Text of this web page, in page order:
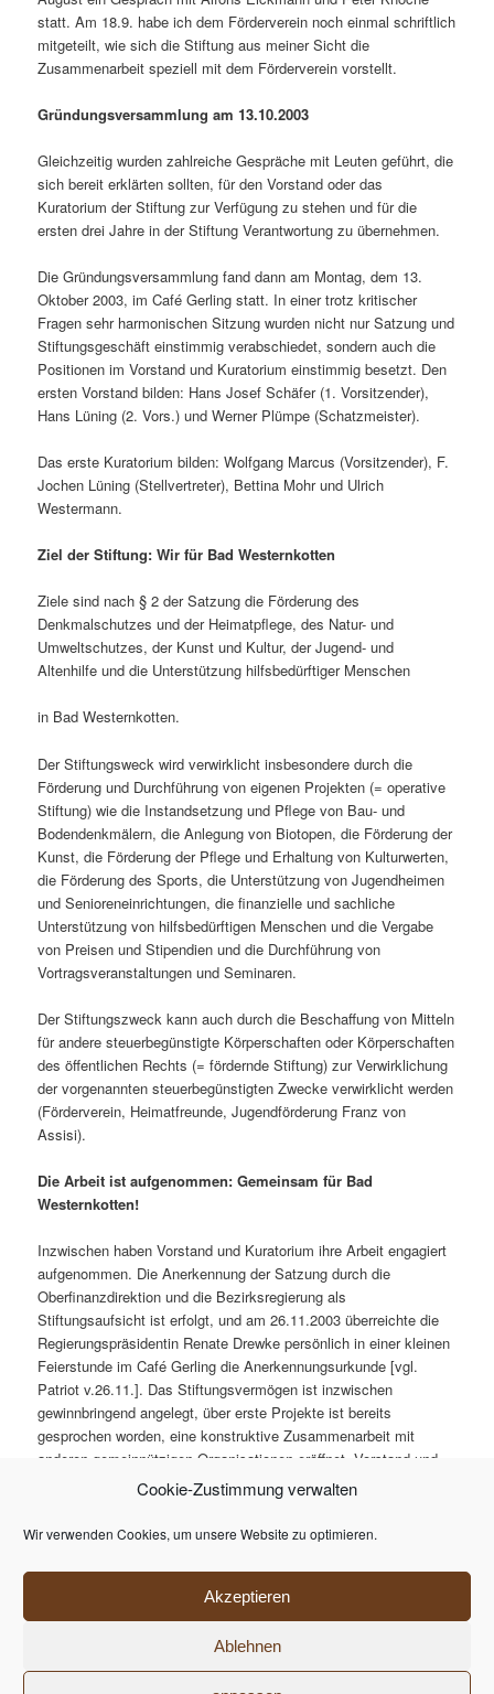
Cookie-Zustimmung verwalten
Wir verwenden Cookies, um unsere Website zu optimieren.
Akzeptieren
Ablehnen
statt. Am 18.9. habe ich dem Förderverein noch einmal schriftlich
mitgeteilt, wie sich die Stiftung aus meiner Sicht die
Zusammenarbeit speziell mit dem Förderverein vorstellt.
Gründungsversammlung am 13.10.2003
Gleichzeitig wurden zahlreiche Gespräche mit Leuten geführt, die
sich bereit erklärten sollten, für den Vorstand oder das
Kuratorium der Stiftung zur Verfügung zu stehen und für die
ersten drei Jahre in der Stiftung Verantwortung zu übernehmen.
Die Gründungsversammlung fand dann am Montag, dem 13.
Oktober 2003, im Café Gerling statt. In einer trotz kritischer
Fragen sehr harmonischen Sitzung wurden nicht nur Satzung und
Stiftungsgeschäft einstimmig verabschiedet, sondern auch die
Positionen im Vorstand und Kuratorium einstimmig besetzt. Den
ersten Vorstand bilden: Hans Josef Schäfer (1. Vorsitzender),
Hans Lüning (2. Vors.) und Werner Plümpe (Schatzmeister).
Das erste Kuratorium bilden: Wolfgang Marcus (Vorsitzender), F.
Jochen Lüning (Stellvertreter), Bettina Mohr und Ulrich
Westermann.
Ziel der Stiftung: Wir für Bad Westernkotten
Ziele sind nach § 2 der Satzung die Förderung des
Denkmalschutzes und der Heimatpflege, des Natur- und
Umweltschutzes, der Kunst und Kultur, der Jugend- und
Altenhilfe und die Unterstützung hilfsbedürftiger Menschen
in Bad Westernkotten.
Der Stiftungsweck wird verwirklicht insbesondere durch die
Förderung und Durchführung von eigenen Projekten (= operative
Stiftung) wie die Instandsetzung und Pflege von Bau- und
Bodendenkmälern, die Anlegung von Biotopen, die Förderung der
Kunst, die Förderung der Pflege und Erhaltung von Kulturwerten,
die Förderung des Sports, die Unterstützung von Jugendheimen
und Senioreneinrichtungen, die finanzielle und sachliche
Unterstützung von hilfsbedürftigen Menschen und die Vergabe
von Preisen und Stipendien und die Durchführung von
Vortragsveranstaltungen und Seminaren.
Der Stiftungszweck kann auch durch die Beschaffung von Mitteln
für andere steuerbegünstigte Körperschaften oder Körperschaften
des öffentlichen Rechts (= fördernde Stiftung) zur Verwirklichung
der vorgenannten steuerbegünstigten Zwecke verwirklicht werden
(Förderverein, Heimatfreunde, Jugendförderung Franz von
Assisi).
Die Arbeit ist aufgenommen: Gemeinsam für Bad
Westernkotten!
Inzwischen haben Vorstand und Kuratorium ihre Arbeit engagiert
aufgenommen. Die Anerkennung der Satzung durch die
Oberfinanzdirektion und die Bezirksregierung als
Stiftungsaufsicht ist erfolgt, und am 26.11.2003 überreichte die
Regierungspräsidentin Renate Drewke persönlich in einer kleinen
Feierstunde im Café Gerling die Anerkennungsurkunde [vgl.
Patriot v.26.11.]. Das Stiftungsvermögen ist inzwischen
gewinnbringend angelegt, über erste Projekte ist bereits
gesprochen worden, eine konstruktive Zusammenarbeit mit
anderen gemeinnützigen Organisationen eröffnet. Vorstand und
Kuratorium werden bemüht sein, weitere Zustifter zu gewinnen
[Überweisungen unter dem Stichwort „Zustiftung“ auf das Konto
4502 405 700 der Bürgerstiftung bei der Volksbank Bad
in Bad Westernkotten einzusetzen gemäß dem Motto:
Gemeinsam für Bad Westernkotten!
Datenschutzerklärung Stolz präsentiert von WordPress